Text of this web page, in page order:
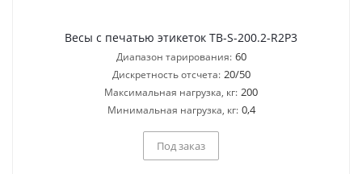
Весы с печатью этикеток TB-S-200.2-R2P3
Диапазон тарирования: 60
Дискретность отсчета: 20/50
Максимальная нагрузка, кг: 200
Минимальная нагрузка, кг: 0,4
Под заказ